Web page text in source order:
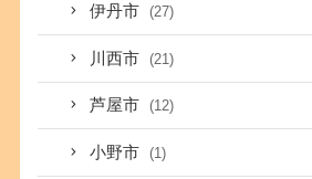
伊丹市 (27)
川西市 (21)
芦屋市 (12)
小野市 (1)